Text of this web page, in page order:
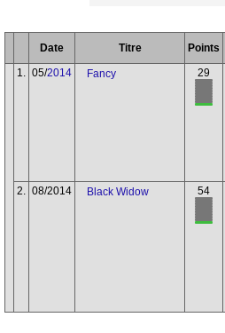
Date Titre Points
1.
05/2014 Fancy 29
2. 08/2014 Black Widow 54